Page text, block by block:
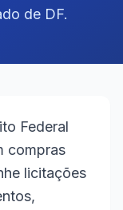
de DF.
Federal
compras
licitações